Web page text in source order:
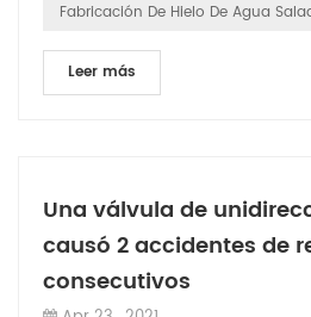
Fabricación De Hielo De Agua
Leer más
Una válvula de
causó 2 accidentes de
consecutivos